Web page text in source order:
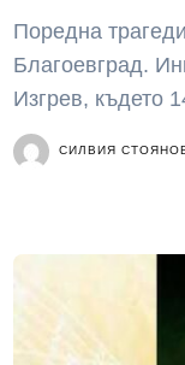
Поредна
Благоевград.
Изгрев, където
СИЛВИЯ